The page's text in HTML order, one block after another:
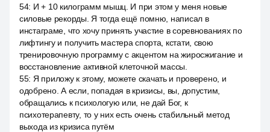
54: И + 10 килограмм мышц. И при этом у меня новые
силовые рекорды. Я тогда ещё помню, написал в
инстаграме, что хочу принять участие в соревнованиях по
лифтингу и получить мастера спорта, кстати, свою
тренировочную программу с акцентом на жиросжигание и
восстановление активной клеточной массы.
55: Я приложу к этому, можете скачать и проверено, и
одобрено. А если, попадая в кризисы, вы, допустим,
обращались к психологую или, не дай Бог, к
психотерапевту, то у них есть очень стабильный метод
выхода из кризиса путём